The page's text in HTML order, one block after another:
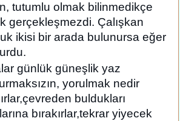
tutumlu olmak bilinmedikçe
gerçekleşmezdi. Çalışkan
ikisi bir arada bulunursa eğer
günlük güneşlik yaz
yorulmak nedir
buldukları
bırakırlar,tekrar yiyecek